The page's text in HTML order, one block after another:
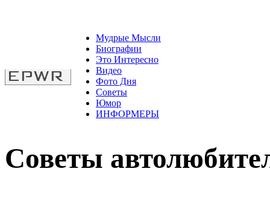
Мудрые Мысли
Биографии
Это Интересно
Видео
Фото Дня
Советы
Юмор
ИНФОРМЕРЫ
Советы